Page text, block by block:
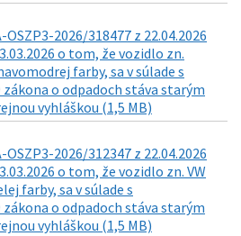
2026/318477 z 22.04.2026
o tom, že vozidlo zn.
farby, sa v súlade s
zákona o odpadoch stáva starým
vyhláškou (1,5 MB)
2026/312347 z 22.04.2026
o tom, že vozidlo zn. VW
farby, sa v súlade s
zákona o odpadoch stáva starým
vyhláškou (1,5 MB)